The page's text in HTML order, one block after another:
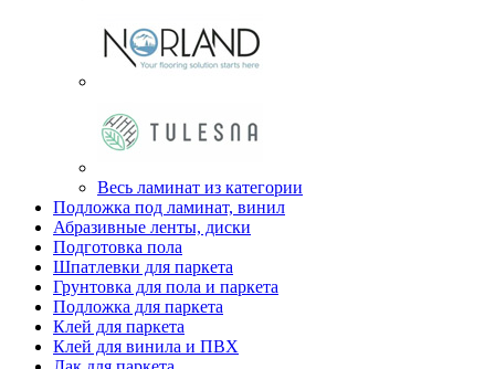
Весь ламинат из категории
Подложка под ламинат, винил
Абразивные ленты, диски
Подготовка пола
Шпатлевки для паркета
Грунтовка для пола и паркета
Подложка для паркета
Клей для паркета
Клей для винила и ПВХ